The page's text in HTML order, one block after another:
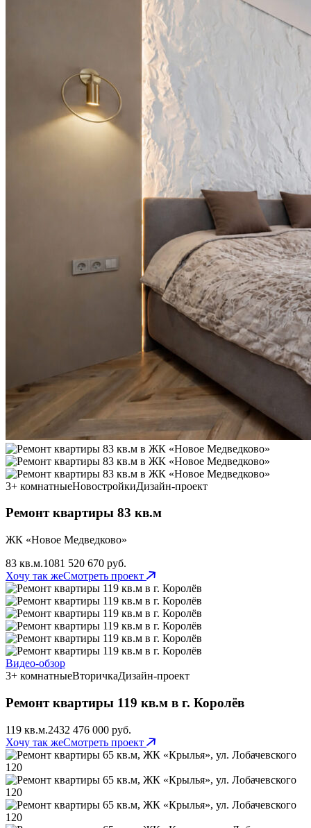
3+ комнатныеНовостройкиДизайн-проект
Ремонт квартиры 83 кв.м
ЖК «Новое Медведково»
83 кв.м.1081 520 670 руб.
Хочу так жеСмотреть проект
Видео-обзор
3+ комнатныеВторичкаДизайн-проект
Ремонт квартиры 119 кв.м в г. Королёв
119 кв.м.2432 476 000 руб.
Хочу так жеСмотреть проект